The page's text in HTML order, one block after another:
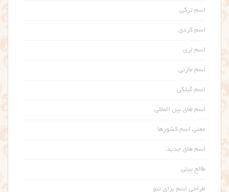
اسم ترکی
اسم کردی
اسم لری
اسم مازنی
اسم گیلکی
اسم های بین المللی
معنی اسم کشورها
اسم های جدید
طالع بینی
طراحی اسم برای تتو